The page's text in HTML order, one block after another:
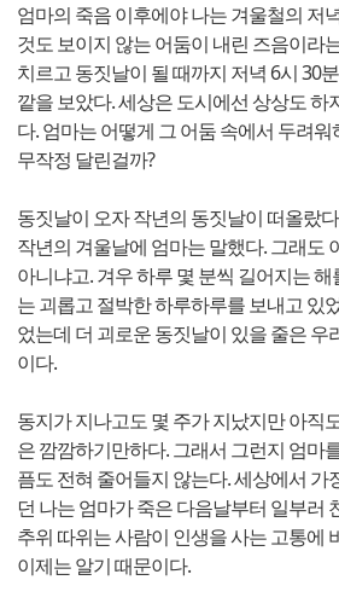
엄마의 죽음 이후에야 나는 겨울철의 저
것도 보이지 않는 어둠이 내린 즈음이라
치르고 동짓날이 될 때까지 저녁 6시 30
깥을 보았다. 세상은 도시에선 상상도 하
다. 엄마는 어떻게 그 어둠 속에서 두려
무작정 달린걸까?
동짓날이 오자 작년의 동짓날이 떠올랐
작년의 겨울날에 엄마는 말했다. 그래도
아니냐고. 겨우 하루 몇 분씩 길어지는
는 괴롭고 절박한 하루하루를 보내고 있
었는데 더 괴로운 동짓날이 있을 줄은 우
이다.
동지가 지나고도 몇 주가 지났지만 아직
은 깜깜하기만하다. 그래서 그런지 엄마
픔도 전혀 줄어들지 않는다. 세상에서 가
던 나는 엄마가 죽은 다음날부터 일부러
추위 따위는 사람이 인생을 사는 고통에
이제는 알기 때문이다.